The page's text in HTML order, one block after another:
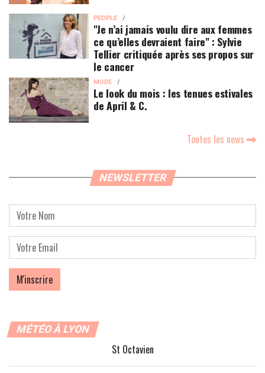
PEOPLE
"Je n’ai jamais voulu dire aux femmes
ce qu’elles devraient faire" : Sylvie
Tellier critiquée après ses propos sur
le cancer
MODE
Le look du mois : les tenues estivales
de April & C.
Toutes les news
NEWSLETTER
MÉTÉO À LYON
St Octavien